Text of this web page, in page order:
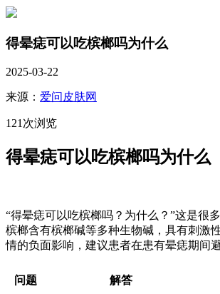
得晕痣可以吃槟榔吗为什么
2025-03-22
来源： 爱问皮肤网
121次浏览
得晕痣可以吃槟榔吗为什么
“得晕痣可以吃槟榔吗？为什么？”这是很
槟榔含有槟榔碱等多种生物碱，具有刺激
情的负面影响，建议患者在患有晕痣期间
问题 解答